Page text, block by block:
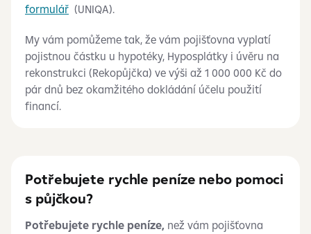
formulář (UNIQA).
My vám pomůžeme tak, že vám pojišťovna vyplatí
pojistnou částku u hypotéky, Hyposplátky i úvěru na
rekonstrukci (Rekopůjčka) ve výši až 1 000 000 Kč do
pár dnů bez okamžitého dokládání účelu použití
financí.
Potřebujete rychle peníze nebo pomoci
s půjčkou?
Potřebujete rychle peníze, než vám pojišťovna